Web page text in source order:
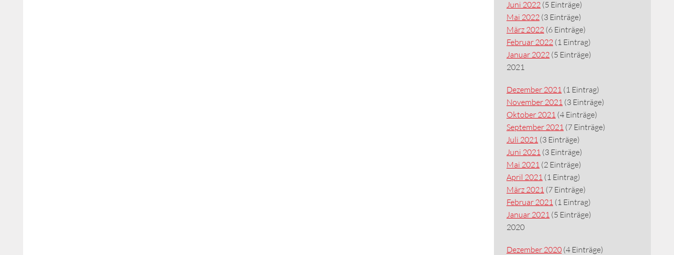
Juni 2022 (5 Einträge)
Mai 2022 (3 Einträge)
März 2022 (6 Einträge)
Februar 2022 (1 Eintrag)
Januar 2022 (5 Einträge)
2021
Dezember 2021 (1 Eintrag)
November 2021 (3 Einträge)
Oktober 2021 (4 Einträge)
September 2021 (7 Einträge)
Juli 2021 (3 Einträge)
Juni 2021 (3 Einträge)
Mai 2021 (2 Einträge)
April 2021 (1 Eintrag)
März 2021 (7 Einträge)
Februar 2021 (1 Eintrag)
Januar 2021 (5 Einträge)
2020
Dezember 2020 (4 Einträge)